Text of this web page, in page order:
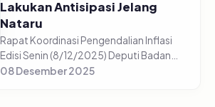
Lakukan Antisipasi Jelang
Nataru
Rapat Koordinasi Pengendalian Inflasi
Edisi Senin (8/12/2025) Deputi Badan
Pusat Statistik, Pudji Ismartini
08 Desember 2025